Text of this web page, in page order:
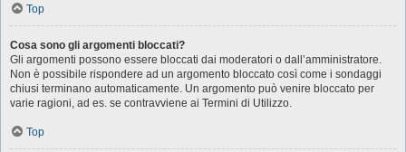
Top
Cosa sono gli argomenti bloccati?
Gli argomenti possono essere bloccati dai moderatori o dall’amministratore.
Non è possibile rispondere ad un argomento bloccato così come i sondaggi
chiusi terminano automaticamente. Un argomento può venire bloccato per
varie ragioni, ad es. se contravviene ai Termini di Utilizzo.
Top